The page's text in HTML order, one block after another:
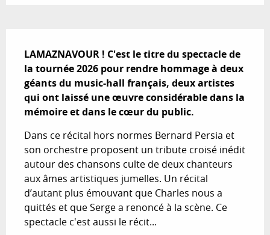
LAMAZNAVOUR ! C'est le titre du spectacle de
la tournée 2026 pour rendre hommage à deux
géants du music-hall français, deux artistes
qui ont laissé une œuvre considérable dans la
mémoire et dans le cœur du public.
Dans ce récital hors normes Bernard Persia et
son orchestre proposent un tribute croisé inédit
autour des chansons culte de deux chanteurs
aux âmes artistiques jumelles. Un récital
d’autant plus émouvant que Charles nous a
quittés et que Serge a renoncé à la scène. Ce
spectacle c'est aussi le récit...